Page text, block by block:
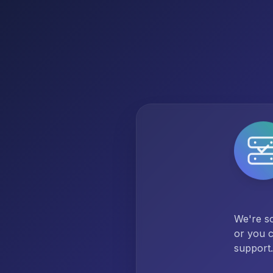
We're
or you
support.